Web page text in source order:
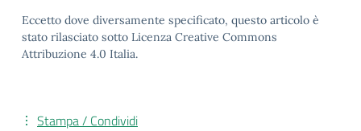
Eccetto dove diversamente specificato, questo articolo è
stato rilasciato sotto Licenza Creative Commons
Attribuzione 4.0 Italia.
Stampa / Condividi